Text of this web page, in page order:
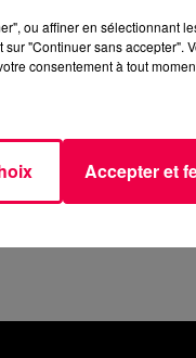
ou affiner en sélectionnant
"Continuer sans accepter".
consentement à tout
Accepter et